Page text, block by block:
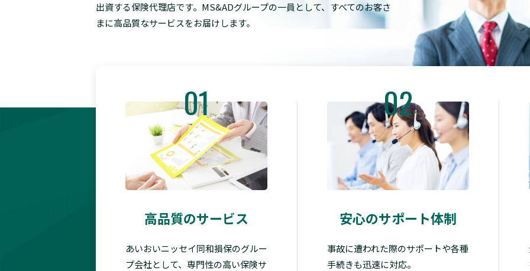
出資する保険代理店です。MS&ADグループの一員として、すべてのお客さ
まに高品質なサービスをお届けします。
01
高品質のサービス
あいおいニッセイ同和損保のグルー
プ会社として、専門性の高い保険サ
02
安心のサポート体制
事故に遭われた際のサポートや各種
手続きも迅速に対応。